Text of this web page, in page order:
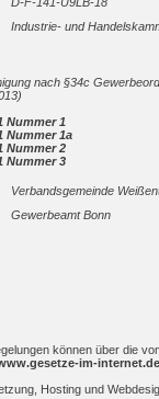
Industrie- und
nach §34c
Nummer 1
Nummer 1a
Nummer 2
Nummer 3
Verbandsgemeinde
Gewerbeamt Bonn
können über die
im-internet.de
Hosting und